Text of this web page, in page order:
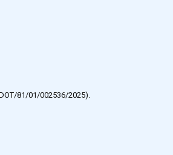
81/01/002536/2025).